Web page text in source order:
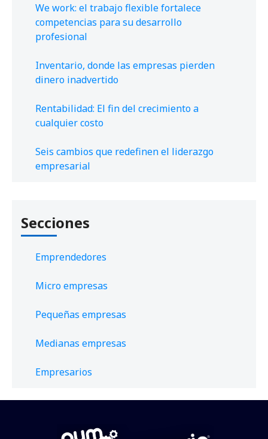
We work: el trabajo flexible fortalece
competencias para su desarrollo
profesional
Inventario, donde las empresas pierden
dinero inadvertido
Rentabilidad: El fin del crecimiento a
cualquier costo
Seis cambios que redefinen el liderazgo
empresarial
Secciones
Emprendedores
Micro empresas
Pequeñas empresas
Medianas empresas
Empresarios